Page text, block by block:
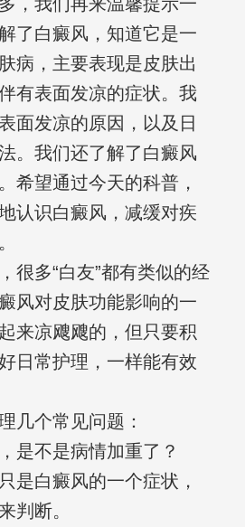
了白癜风，知道它是一
病，主要表现是皮肤出
有表面发凉的症状。我
面发凉的原因，以及日
。我们还了解了白癜风
希望通过今天的科普，
认识白癜风，减缓对疾
很多“白友”都有类似的经
风对皮肤功能影响的一
来凉飕飕的，但只要积
日常护理，一样能有效
几个常见问题：
是不是病情加重了？
是白癜风的一个症状，
判断。